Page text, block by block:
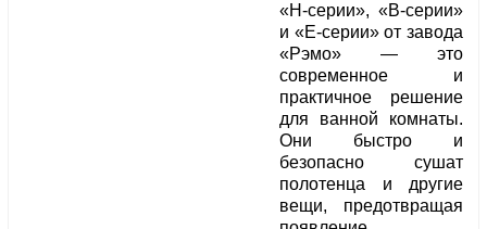
«Н-серии», «В-серии»
и «Е-серии» от завода
«Рэмо» — это
современное и
практичное решение
для ванной комнаты.
Они быстро и
безопасно сушат
полотенца и другие
вещи, предотвращая